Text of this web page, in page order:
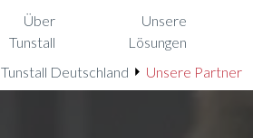
Tunstall Deutschland Unsere Partner
Über
Tunstall
Unsere
Lösungen